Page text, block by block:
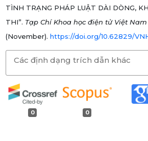
TÌNH TRẠNG PHÁP LUẬT DÀI DÒNG,
THI”. Tạp Chí Khoa học điện tử Việt
(November). https://doi.org/10.62829/
Các định dạng trích dẫn khác
0 0